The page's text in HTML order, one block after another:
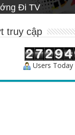
Đi TV
Đạo
Chăn Bầy
truy cập
Users Today